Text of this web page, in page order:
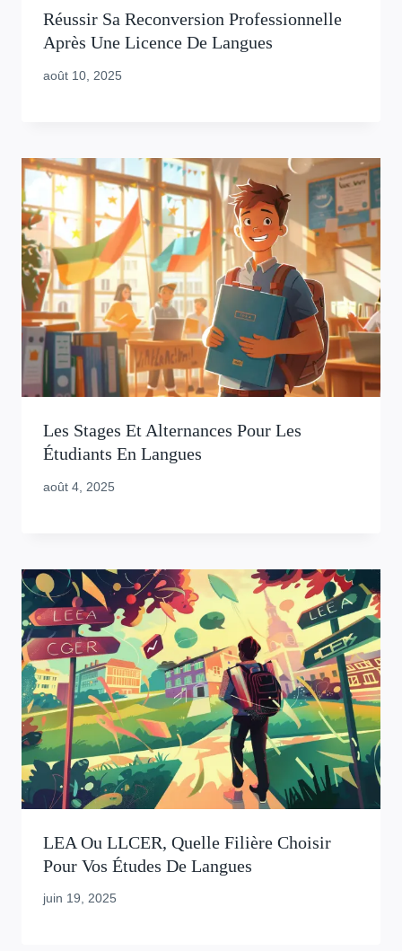
Réussir Sa Reconversion Professionnelle
Après Une Licence De Langues
août 10, 2025
Les Stages Et Alternances Pour Les
Étudiants En Langues
août 4, 2025
LEA Ou LLCER, Quelle Filière Choisir
Pour Vos Études De Langues
juin 19, 2025